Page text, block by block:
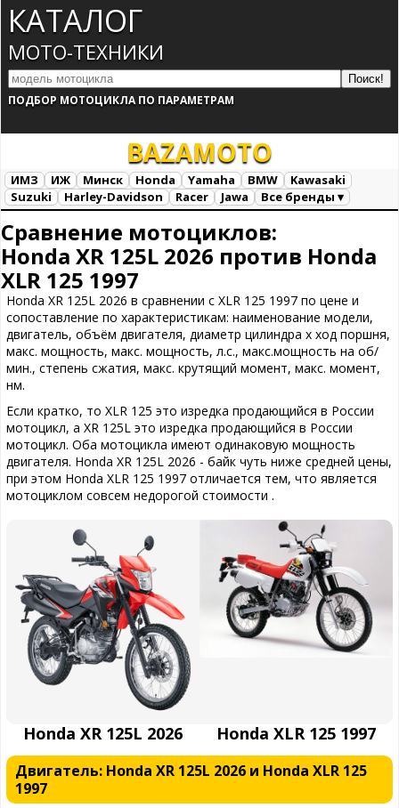
КАТАЛОГ
МОТО-ТЕХНИКИ
ПОДБОР МОТОЦИКЛА ПО ПАРАМЕТРАМ
BAZAMOTO
ИМЗ ИЖ Минск Honda Yamaha BMW
Kawasaki
Suzuki
Harley-Davidson Racer Jawa
Все бренды ▾
Сравнение мотоциклов:
Honda XR 125L 2026 против Honda
XLR 125 1997
Honda XR 125L 2026 в сравнении с XLR 125 1997 по цене и
сопоставление по характеристикам: наименование модели,
двигатель, объём двигателя, диаметр цилиндра х ход поршня,
макс. мощность, макс. мощность, л.с., макс.мощность на об/
мин., степень сжатия, макс. крутящий момент, макс. момент,
нм.
Если кратко, то XLR 125 это изредка продающийся в России
мотоцикл, а XR 125L это изредка продающийся в России
мотоцикл. Оба мотоцикла имеют одинаковую мощность
двигателя. Honda XR 125L 2026 - байк чуть ниже средней цены,
при этом Honda XLR 125 1997 отличается тем, что является
мотоциклом совсем недорогой стоимости .
Honda XR 125L 2026 Honda XLR 125 1997
Двигатель: Honda XR 125L 2026 и Honda XLR 125
1997